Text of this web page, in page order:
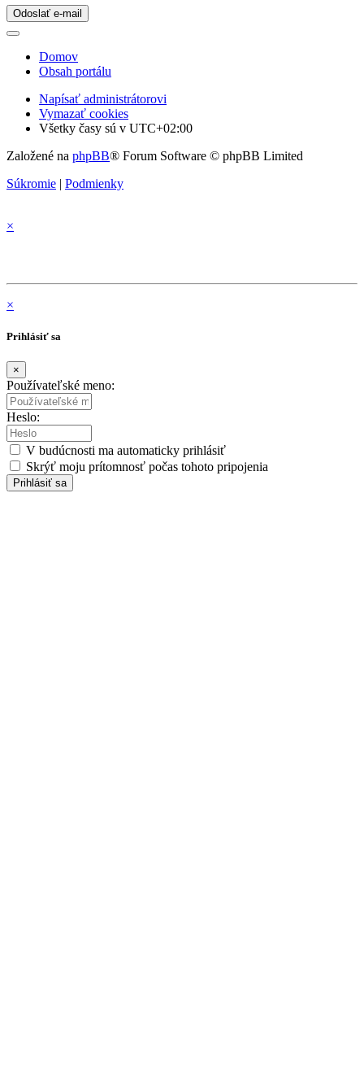
Domov
Obsah portálu
Napísať administrátorovi
Vymazať cookies
Všetky časy sú v UTC+02:00
Založené na phpBB® Forum Software © phpBB Limited
Súkromie | Podmienky
×
×
Prihlásiť sa
×
Používateľské meno:
Heslo:
V budúcnosti ma automaticky prihlásiť
Skrýť moju prítomnosť počas tohoto pripojenia